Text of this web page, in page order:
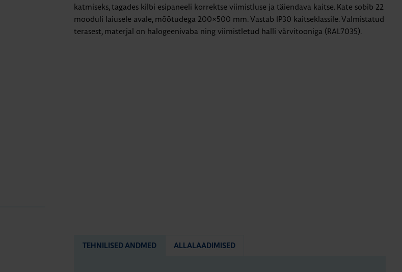
katmiseks, tagades kilbi esipaneeli korrektse viimistluse ja täiendava kaitse. Kate sobib 22
mooduli laiusele avale, mõõtudega 200×500 mm. Vastab IP30 kaitseklassile. Valmistatud
terasest, materjal on halogeenivaba ning viimistletud halli värvitooniga (RAL7035).
TEHNILISED ANDMED ALLALAADIMISED